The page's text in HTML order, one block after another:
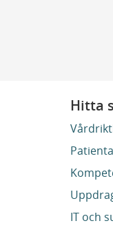
Hitta
IT och